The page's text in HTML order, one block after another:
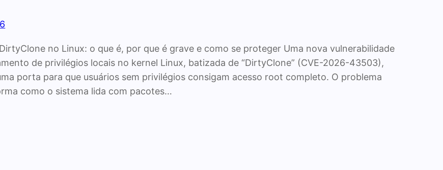
no Linux: o que é, por que é grave e como se proteger Uma nova vulnerabilidade
de privilégios locais no kernel Linux, batizada de “DirtyClone” (CVE-2026-43503),
porta para que usuários sem privilégios consigam acesso root completo. O problema
como o sistema lida com pacotes…